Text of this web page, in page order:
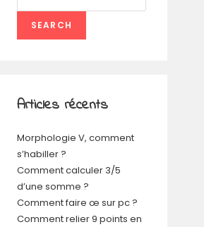
SEARCH
Articles récents
Morphologie V, comment
s’habiller ?
Comment calculer 3/5
d’une somme ?
Comment faire œ sur pc ?
Comment relier 9 points en